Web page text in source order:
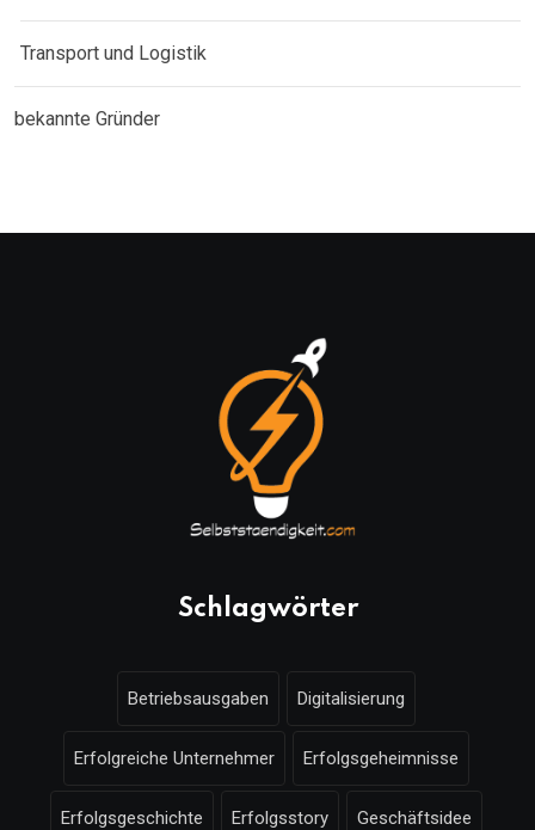
Transport und Logistik
bekannte Gründer
Schlagwörter
Betriebsausgaben Digitalisierung
Erfolgreiche Unternehmer Erfolgsgeheimnisse
Erfolgsgeschichte Erfolgsstory Geschäftsidee